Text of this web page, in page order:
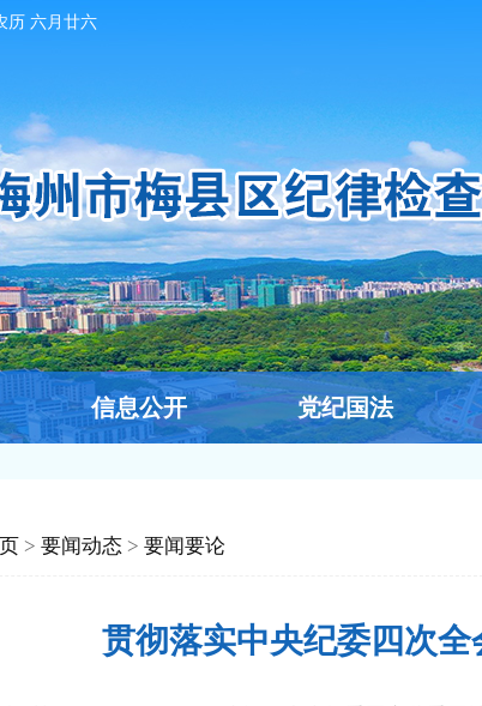
历 六月廿六
信息公开 党纪国法
> 要闻动态 > 要闻要论
贯彻落实中央纪委四次